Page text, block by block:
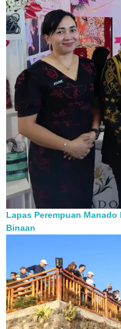
Lapas Perempuan Manado
Binaan